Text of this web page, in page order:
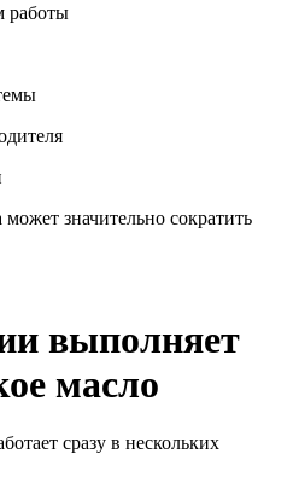
работы
значительно сократить
выполняет
масло
сразу в нескольких